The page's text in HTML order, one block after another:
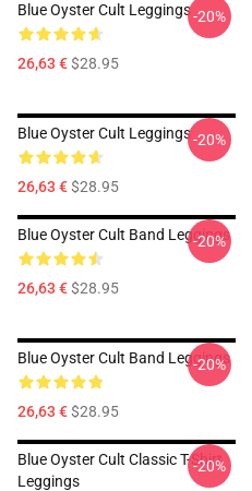
Blue Oyster Cult Leggings
26,63 €$28.95
-20%
Blue Oyster Cult Leggings
26,63 €$28.95
-20%
Blue Oyster Cult Band Leggings
26,63 €$28.95
-20%
Blue Oyster Cult Band Leggings
26,63 €$28.95
-20%
Blue Oyster Cult Classic T-Shirt
Leggings
-20%